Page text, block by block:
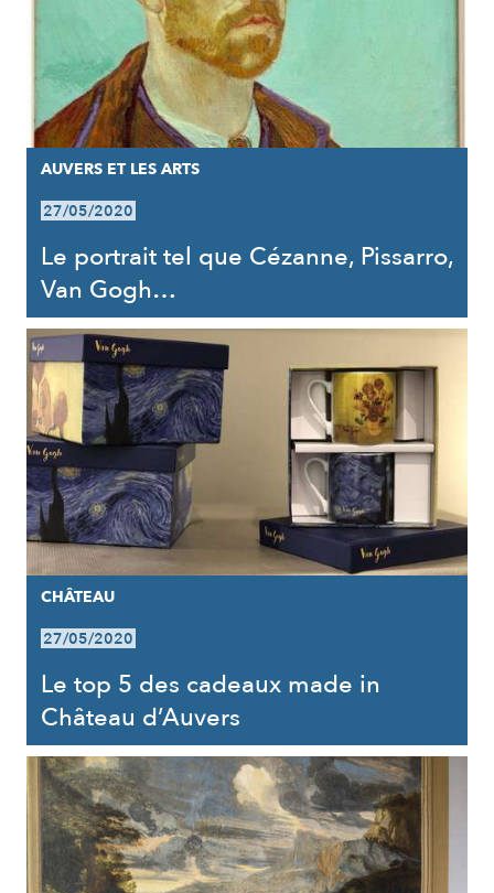
AUVERS ET LES ARTS
27/05/2020
Le portrait tel que Cézanne, Pissarro,
Van Gogh…
CHÂTEAU
27/05/2020
Le top 5 des cadeaux made in
Château d’Auvers